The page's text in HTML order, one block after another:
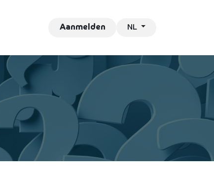
VacaturesAanmelden NL